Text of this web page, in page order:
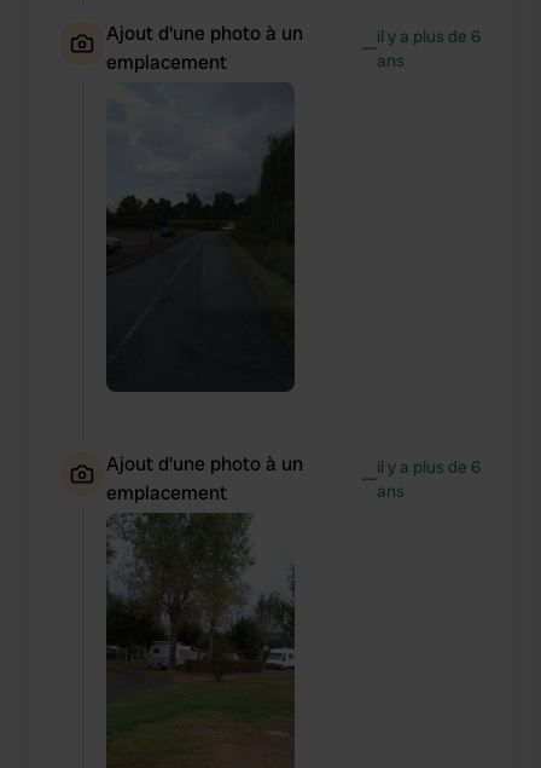
Ajout d'une photo à un
emplacement
—il y a plus de 6
ans
Ajout d'une photo à un
emplacement
—il y a plus de 6
ans